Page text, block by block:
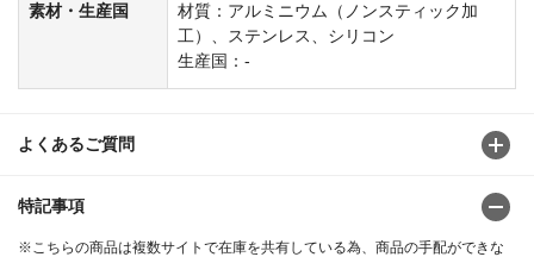
素材・生産国
材質：アルミニウム（ノンスティック加
工）、ステンレス、シリコン
生産国：-
よくあるご質問
特記事項
※こちらの商品は複数サイトで在庫を共有している為、商品の手配ができな